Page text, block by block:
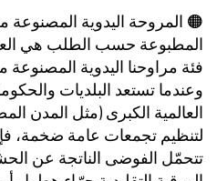
🟠 المروحة اليدوية المصنوعة
المطبوعة حسب الطلب هي
فئة مراوحنا اليدوية
وعندما تستعد البلديات
العالمية الكبرى (مثل المدن
لتنظيم تجمعات عامة ضخمة،
تتحمّل الفوضى الناتجة عن